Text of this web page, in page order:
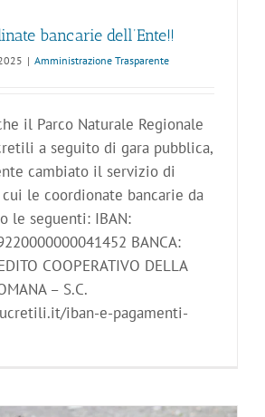
bancarie dell’Ente!!
| Amministrazione Trasparente
il Parco Naturale Regionale
a seguito di gara pubblica,
cambiato il servizio di
le coordionate bancarie da
le seguenti: IBAN:
BANCA:
COOPERATIVO DELLA
– S.C.
iban-e-pagamenti-